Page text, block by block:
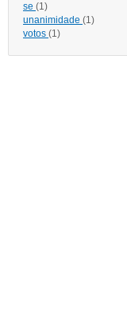
se (1)
unanimidade (1)
votos (1)